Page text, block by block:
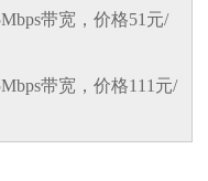
带宽，价格51元/
带宽，价格111元/